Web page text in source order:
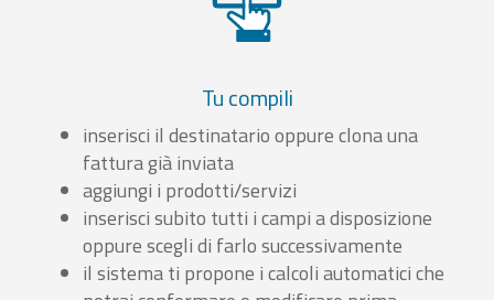
Tu compili
inserisci il destinatario oppure clona una
fattura già inviata
aggiungi i prodotti/servizi
inserisci subito tutti i campi a disposizione
oppure scegli di farlo successivamente
il sistema ti propone i calcoli automatici che